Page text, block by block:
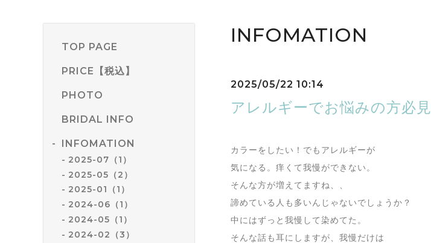
TOP PAGE
PRICE【税込】
PHOTO
BRIDAL INFO
INFOMATION
2025-07（1）
2025-05（2）
2025-01（1）
2024-06（1）
2024-05（1）
2024-02（3）
INFOMATION
2025/05/22 10:14
アレルギーでお悩みの方必見
カラーをしたい！でもアレルギーが
気になる。痒くて我慢ができない。
そんな方が増えてますね、、
諦めている人も多いんじゃないでしょうか？
中にはずっと我慢して染めてた。
そんな話も耳にしますが、我慢だけは